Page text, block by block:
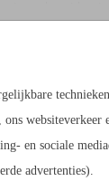
websiteverkeer
en sociale
advertenties).
KUN